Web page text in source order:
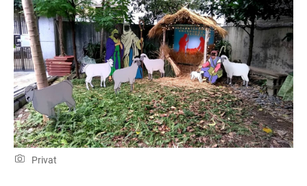
Privat